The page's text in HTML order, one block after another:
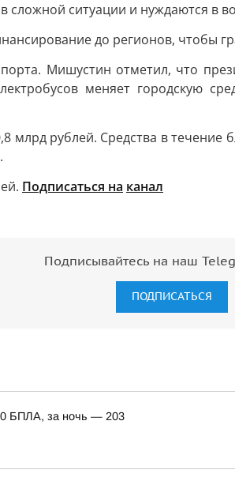
сложной ситуации и нуждаются
до регионов, чтобы
Мишустин отметил, что
меняет городскую
млрд рублей. Средства в
Подписаться на канал
Подписывайтесь на наш
ПОДПИСАТЬСЯ
БПЛА, за ночь — 203